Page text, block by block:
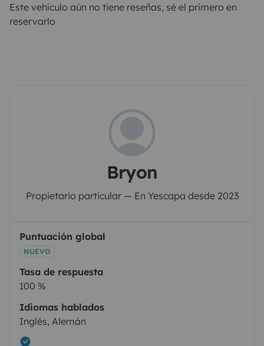
Este vehículo aún no tiene reseñas, sé el primero en
reservarlo
Bryon
Propietario particular — En Yescapa desde 2023
Puntuación global
NUEVO
Tasa de respuesta
100 %
Idiomas hablados
Inglés, Alemán